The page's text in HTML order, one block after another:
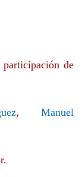
participación de
, Manuel